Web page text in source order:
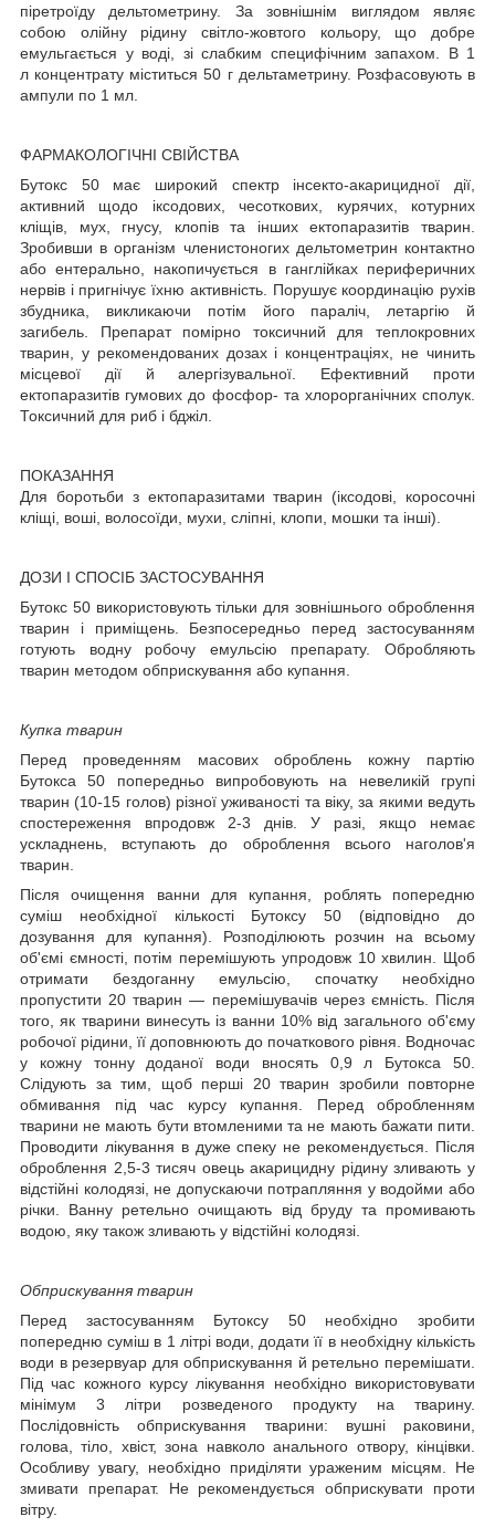
піретроїду дельтометрину. За зовнішнім виглядом являє
собою олійну рідину світло-жовтого кольору, що добре
емульгається у воді, зі слабким специфічним запахом. В 1
л концентрату міститься 50 г дельтаметрину. Розфасовують в
ампули по 1 мл.
ФАРМАКОЛОГІЧНІ СВІЙСТВА
Бутокс 50 має широкий спектр інсекто-акарицидної дії,
активний щодо іксодових, чесоткових, курячих, котурних
кліщів, мух, гнусу, клопів та інших ектопаразитів тварин.
Зробивши в організм членистоногих дельтометрин контактно
або ентерально, накопичується в ганглійках периферичних
нервів і пригнічує їхню активність. Порушує координацію рухів
збудника, викликаючи потім його параліч, летаргію й
загибель. Препарат помірно токсичний для теплокровних
тварин, у рекомендованих дозах і концентраціях, не чинить
місцевої дії й алергізувальної. Ефективний проти
ектопаразитів гумових до фосфор- та хлорорганічних сполук.
Токсичний для риб і бджіл.
ПОКАЗАННЯ
Для боротьби з ектопаразитами тварин (іксодові, коросочні
кліщі, воші, волосоїди, мухи, сліпні, клопи, мошки та інші).
ДОЗИ І СПОСІБ ЗАСТОСУВАННЯ
Бутокс 50 використовують тільки для зовнішнього оброблення
тварин і приміщень. Безпосередньо перед застосуванням
готують водну робочу емульсію препарату. Обробляють
тварин методом обприскування або купання.
Купка тварин
Перед проведенням масових оброблень кожну партію
Бутокса 50 попередньо випробовують на невеликій групі
тварин (10-15 голов) різної уживаності та віку, за якими ведуть
спостереження впродовж 2-3 днів. У разі, якщо немає
ускладнень, вступають до оброблення всього наголов'я
тварин.
Після очищення ванни для купання, роблять попередню
суміш необхідної кількості Бутоксу 50 (відповідно до
дозування для купання). Розподілюють розчин на всьому
об'ємі ємності, потім перемішують упродовж 10 хвилин. Щоб
отримати бездоганну емульсію, спочатку необхідно
пропустити 20 тварин — перемішувачів через ємність. Після
того, як тварини винесуть із ванни 10% від загального об'єму
робочої рідини, її доповнюють до початкового рівня. Водночас
у кожну тонну доданої води вносять 0,9 л Бутокса 50.
Слідують за тим, щоб перші 20 тварин зробили повторне
обмивання під час курсу купання. Перед обробленням
тварини не мають бути втомленими та не мають бажати пити.
Проводити лікування в дуже спеку не рекомендується. Після
оброблення 2,5-3 тисяч овець акарицидну рідину зливають у
відстійні колодязі, не допускаючи потрапляння у водойми або
річки. Ванну ретельно очищають від бруду та промивають
водою, яку також зливають у відстійні колодязі.
Обприскування тварин
Перед застосуванням Бутоксу 50 необхідно зробити
попередню суміш в 1 літрі води, додати її в необхідну кількість
води в резервуар для обприскування й ретельно перемішати.
Під час кожного курсу лікування необхідно використовувати
мінімум 3 літри розведеного продукту на тварину.
Послідовність обприскування тварини: вушні раковини,
голова, тіло, хвіст, зона навколо анального отвору, кінцівки.
Особливу увагу, необхідно приділяти ураженим місцям. Не
змивати препарат. Не рекомендується обприскувати проти
вітру.